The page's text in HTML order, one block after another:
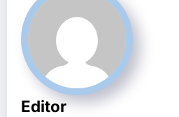
Editor